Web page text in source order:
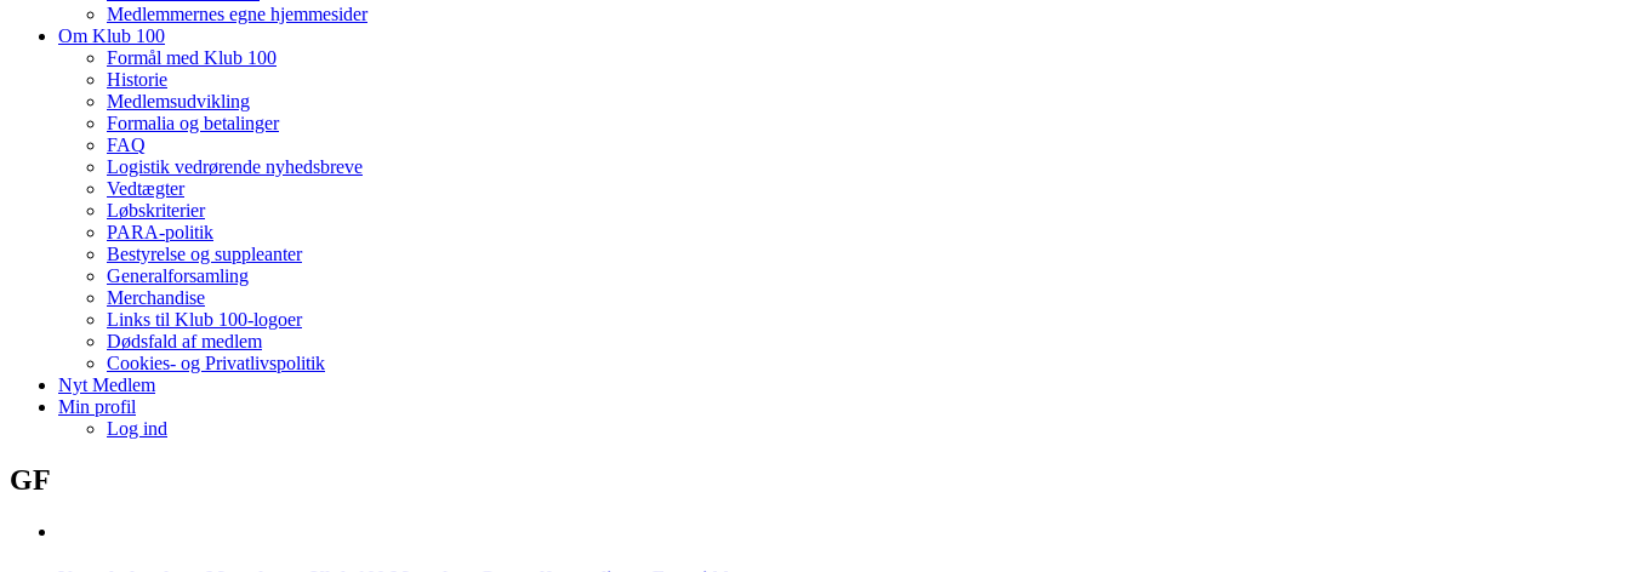
Medlemmernes egne hjemmesider
Om Klub 100
Formål med Klub 100
Historie
Medlemsudvikling
Formalia og betalinger
FAQ
Logistik vedrørende nyhedsbreve
Vedtægter
Løbskriterier
PARA-politik
Bestyrelse og suppleanter
Generalforsamling
Merchandise
Links til Klub 100-logoer
Dødsfald af medlem
Cookies- og Privatlivspolitik
Nyt Medlem
Min profil
Log ind
GF